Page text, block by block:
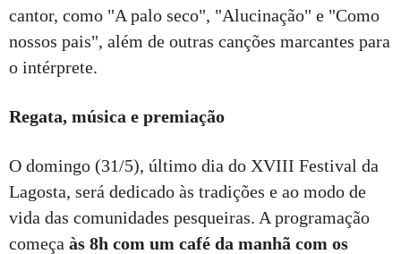
cantor, como "A palo seco", "Alucinação" e "Como
nossos pais", além de outras canções marcantes para
o intérprete.
Regata, música e premiação
O domingo (31/5), último dia do XVIII Festival da
Lagosta, será dedicado às tradições e ao modo de
vida das comunidades pesqueiras. A programação
começa às 8h com um café da manhã com os